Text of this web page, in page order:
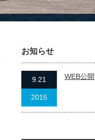
お知らせ
9.21
2015
WEB公開